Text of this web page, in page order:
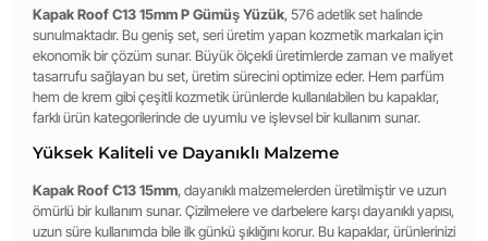
Kapak Roof C13 15mm P Gümüş Yüzük, 576 adetlik set halinde
sunulmaktadır. Bu geniş set, seri üretim yapan kozmetik markaları için
ekonomik bir çözüm sunar. Büyük ölçekli üretimlerde zaman ve maliyet
tasarrufu sağlayan bu set, üretim sürecini optimize eder. Hem parfüm
hem de krem gibi çeşitli kozmetik ürünlerde kullanılabilen bu kapaklar,
farklı ürün kategorilerinde de uyumlu ve işlevsel bir kullanım sunar.
Yüksek Kaliteli ve Dayanıklı Malzeme
Kapak Roof C13 15mm, dayanıklı malzemelerden üretilmiştir ve uzun
ömürlü bir kullanım sunar. Çizilmelere ve darbelere karşı dayanıklı yapısı,
uzun süre kullanımda bile ilk günkü şıklığını korur. Bu kapaklar, ürünlerinizi